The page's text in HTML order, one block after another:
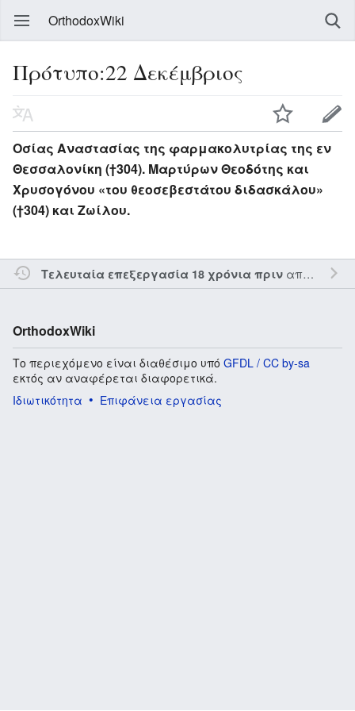
OrthodoxWiki
Πρότυπο:22 Δεκέμβριος
Οσίας Αναστασίας της φαρμακολυτρίας της εν
Θεσσαλονίκη (†304). Μαρτύρων Θεοδότης και
Χρυσογόνου «του θεοσεβεστάτου διδασκάλου»
(†304) και Ζωίλου.
Τελευταία επεξεργασία 18 χρόνια πριναπό τον την
OrthodoxWiki
Το περιεχόμενο είναι διαθέσιμο υπό GFDL / CC by-sa
εκτός αν αναφέρεται διαφορετικά.
Ιδιωτικότητα
Επιφάνεια εργασίας